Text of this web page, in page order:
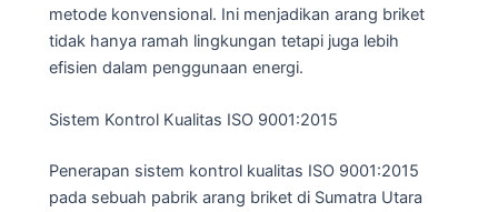
metode konvensional. Ini menjadikan arang briket
tidak hanya ramah lingkungan tetapi juga lebih
efisien dalam penggunaan energi.
Sistem Kontrol Kualitas ISO 9001:2015
Penerapan sistem kontrol kualitas ISO 9001:2015
pada sebuah pabrik arang briket di Sumatra Utara